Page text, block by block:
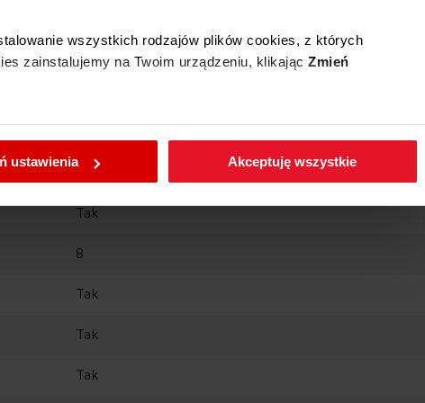
wszystkich rodzajów plików cookies, z których
zainstalujemy na Twoim urządzeniu, klikając Zmień
plików cookies wchodząc w zakładkęPolityka
ustawienia Akceptuję wszystkie
Tak
Tak
8
Tak
Tak
Tak